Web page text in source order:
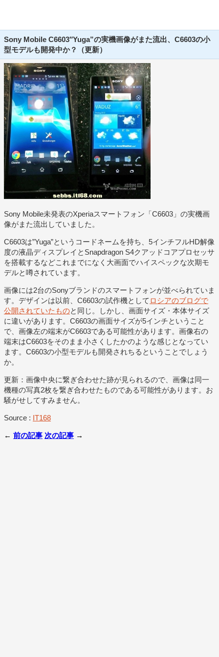
Sony Mobile C6603″Yuga”の実機画像がまた流出、C6603の小
型モデルも開発中か？（更新）
Sony Mobile未発表のXperiaスマートフォン「C6603」の実機画
像がまた流出していました。
C6603は”Yuga”というコードネームを持ち、5インチフルHD解像
度の液晶ディスプレイとSnapdragon S4クアッドコアプロセッサ
を搭載するなどこれまでになく大画面でハイスペックな次期モ
デルと噂されています。
画像には2台のSonyブランドのスマートフォンが並べられていま
す。デザインは以前、C6603の試作機として ロシアのブログで
公開されていたものと同じ。しかし、画面サイズ・本体サイズ
に違いがあります。C6603の画面サイズが5インチということ
で、画像左の端末がC6603である可能性があります。画像右の
端末はC6603をそのまま小さくしたかのような感じとなってい
ます。C6603の小型モデルも開発されちるということでしょう
か。
更新：画像中央に繋ぎ合わせた跡が見られるので、画像は同一
機種の写真2枚を繋ぎ合わせたものである可能性があります。お
騒がせしてすみません。
Source : IT168
← 前の記事 次の記事 →